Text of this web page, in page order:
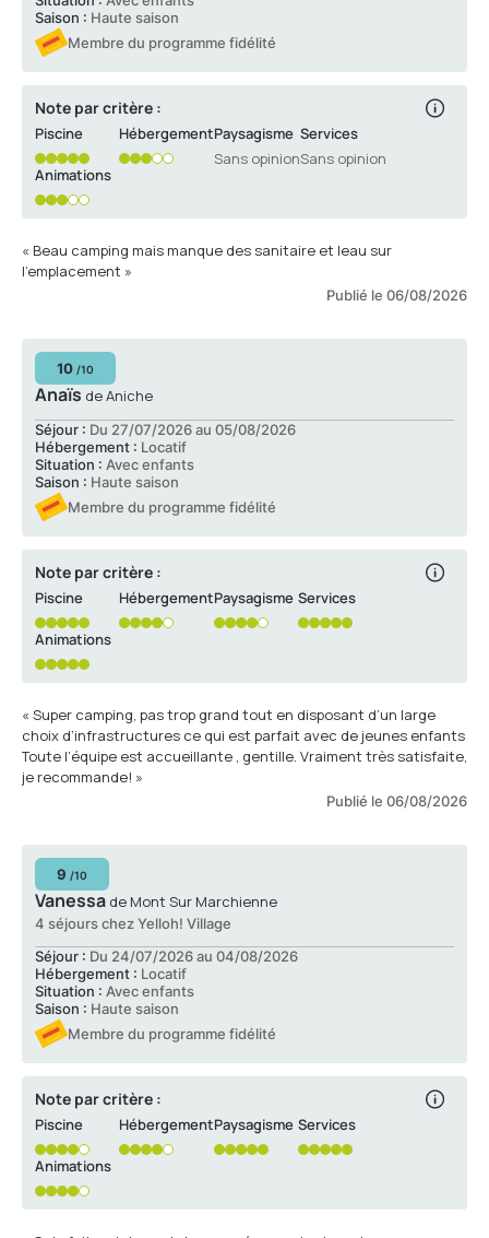
Saison : Haute saison
Membre du programme fidélité
Note par critère :
Piscine Hébergement Paysagisme
Sans opinion
Services
Sans opinion
Animations
« Beau camping mais manque des sanitaire et leau sur
l'emplacement »
Publié le 06/08/2026
10 /10
Anaïs de Aniche
Séjour : Du 27/07/2026 au 05/08/2026
Hébergement : Locatif
Situation : Avec enfants
Saison : Haute saison
Membre du programme fidélité
Note par critère :
Piscine Hébergement Paysagisme Services
Animations
« Super camping, pas trop grand tout en disposant d’un large
choix d’infrastructures ce qui est parfait avec de jeunes enfants
Toute l’équipe est accueillante , gentille. Vraiment très satisfaite,
je recommande! »
Publié le 06/08/2026
9 /10
Vanessa de Mont Sur Marchienne
4 séjours chez Yelloh! Village
Séjour : Du 24/07/2026 au 04/08/2026
Hébergement : Locatif
Situation : Avec enfants
Saison : Haute saison
Membre du programme fidélité
Note par critère :
Piscine Hébergement Paysagisme Services
Animations